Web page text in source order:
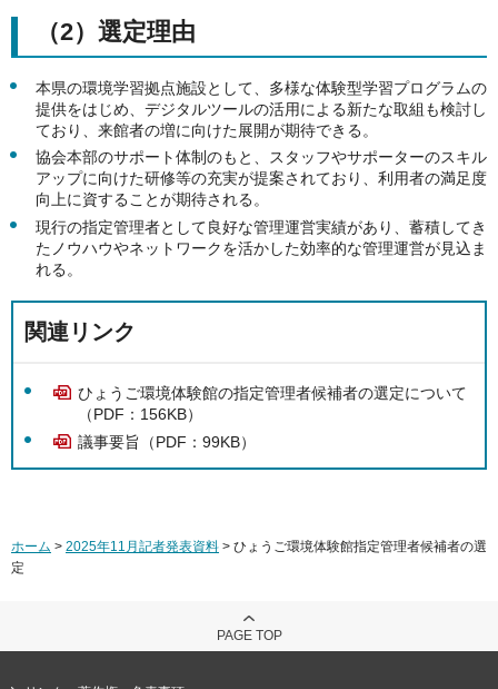
（2）選定理由
本県の環境学習拠点施設として、多様な体験型学習プログラムの
提供をはじめ、デジタルツールの活用による新たな取組も検討し
ており、来館者の増に向けた展開が期待できる。
協会本部のサポート体制のもと、スタッフやサポーターのスキル
アップに向けた研修等の充実が提案されており、利用者の満足度
向上に資することが期待される。
現行の指定管理者として良好な管理運営実績があり、蓄積してき
たノウハウやネットワークを活かした効率的な管理運営が見込ま
れる。
関連リンク
ひょうご環境体験館の指定管理者候補者の選定について
（PDF：156KB）
議事要旨（PDF：99KB）
ホーム > 2025年11月記者発表資料 > ひょうご環境体験館指定管理者候補者の選
定
PAGE TOP